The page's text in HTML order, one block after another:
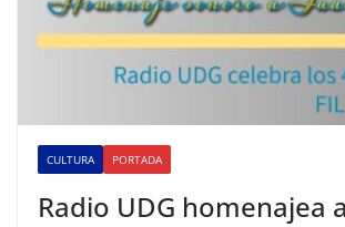
CULTURA PORTADA
Radio UDG homenajea